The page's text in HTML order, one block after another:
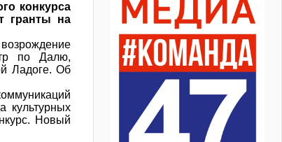
конкурса
гранты на
по Далю,
Ладоге. Об
культурных
Новый